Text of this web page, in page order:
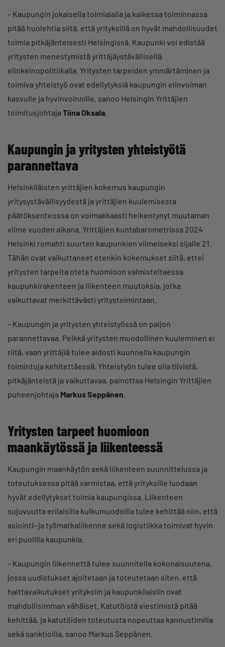
– Kaupungin jokaisella toimialalla ja kaikessa toiminnassa
pitää huolehtia siitä, että yrityksillä on hyvät mahdollisuudet
toimia pitkäjänteisesti Helsingissä. Kaupunki voi edistää
yritysten menestymistä yrittäjäystävällisellä
elinkeinopolitiikalla. Yritysten tarpeiden ymmärtäminen ja
toimiva yhteistyö ovat edellytyksiä kaupungin elinvoiman
kasvulle ja hyvinvoinnille, sanoo Helsingin Yrittäjien
toimitusjohtaja Tiina Oksala
Kaupungin ja yritysten yhteistyötä
parannettava
Helsinkiläisten yrittäjien kokemus kaupungin
yritysystävällisyydestä ja yrittäjien kuulemisesta
päätöksenteossa on voimakkaasti heikentynyt muutaman
viime vuoden aikana. Yrittäjien kuntabarometrissa 2024
Helsinki romahti suurten kaupunkien viimeiseksi sijalle 21.
Tähän ovat vaikuttaneet etenkin kokemukset siitä, ettei
yritysten tarpeita oteta huomioon valmisteltaessa
kaupunkirakenteen ja liikenteen muutoksia, jotka
vaikuttavat merkittävästi yritystoimintaan.
– Kaupungin ja yritysten yhteistyössä on paljon
parannettavaa. Pelkkä yritysten muodollinen kuuleminen ei
riitä, vaan yrittäjiä tulee aidosti kuunnella kaupungin
toimintoja kehitettäessä. Yhteistyön tulee olla tiivistä,
pitkäjänteistä ja vaikuttavaa, painottaa Helsingin Yrittäjien
puheenjohtaja Markus Seppänen
Yritysten tarpeet huomioon
maankäytössä ja liikenteessä
Kaupungin maankäytön sekä liikenteen suunnittelussa ja
toteutuksessa pitää varmistaa, että yrityksille luodaan
hyvät edellytykset toimia kaupungissa. Liikenteen
sujuvuutta erilaisilla kulkumuodoilla tulee kehittää niin, että
asiointi- ja työmatkaliikenne sekä logistiikka toimivat hyvin
eri puolilla kaupunkia.
– Kaupungin liikennettä tulee suunnitella kokonaisuutena,
jossa uudistukset ajoitetaan ja toteutetaan siten, että
haittavaikutukset yrityksiin ja kaupunkilaisiin ovat
mahdollisimman vähäiset. Katutöistä viestimistä pitää
kehittää, ja katutöiden toteutusta nopeuttaa kannustimilla
sekä sanktioilla, sanoo Markus Seppänen.